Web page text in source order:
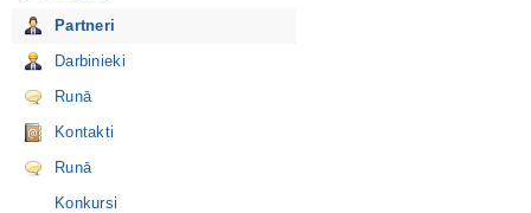
Partneri
Darbinieki
Runā
Kontakti
Runā
Konkursi